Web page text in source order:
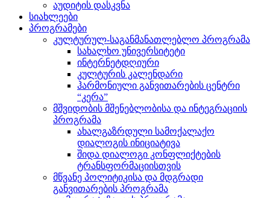
აუდიტის დასკვნა
სიახლეები
პროგრამები
კულტურულ-საგანმანათლებლო პროგრამა
სახალხო უნივერსიტეტი
ინტერნეტდღიური
კულტურის კალენდარი
ჰარმონიული განვითარების ცენტრი
“კერა”
მშვიდობის მშენებლობისა და ინტეგრაციის
პროგრამა
ახალგაზრდული სამოქალაქო
დიალოგის ინიციატივა
შიდა დიალოგი კონფლიქტების
ტრანსფორმაციისთვის
მწვანე პოლიტიკისა და მდგრადი
განვითარების პროგრამა